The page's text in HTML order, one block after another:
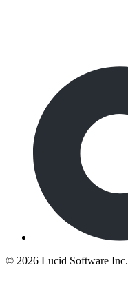
© 2026 Lucid Software Inc.